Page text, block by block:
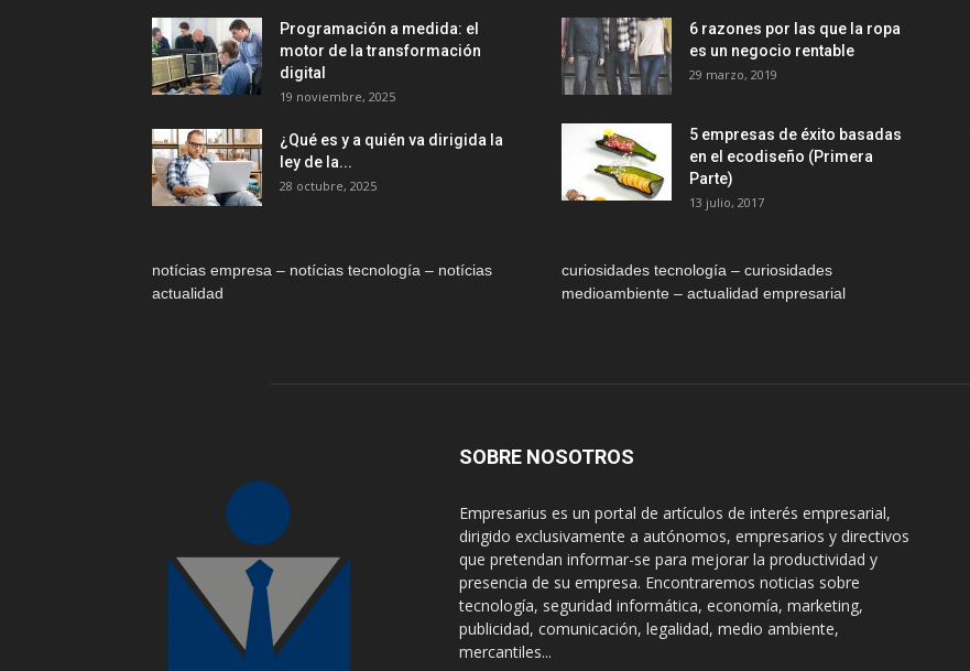
Programación a medida: el
motor de la transformación
digital
19 noviembre, 2025
¿Qué es y a quién va dirigida la
ley de la...
28 octubre, 2025
notícias empresa – notícias tecnología – notícias
actualidad
6 razones por las que la ropa
es un negocio rentable
29 marzo, 2019
5 empresas de éxito basadas
en el ecodiseño (Primera
Parte)
13 julio, 2017
curiosidades tecnología – curiosidades
medioambiente – actualidad empresarial
SOBRE NOSOTROS
Empresarius es un portal de artículos de interés empresarial,
dirigido exclusivamente a autónomos, empresarios y directivos
que pretendan informar-se para mejorar la productividad y
presencia de su empresa. Encontraremos noticias sobre
tecnología, seguridad informática, economía, marketing,
publicidad, comunicación, legalidad, medio ambiente,
mercantiles...